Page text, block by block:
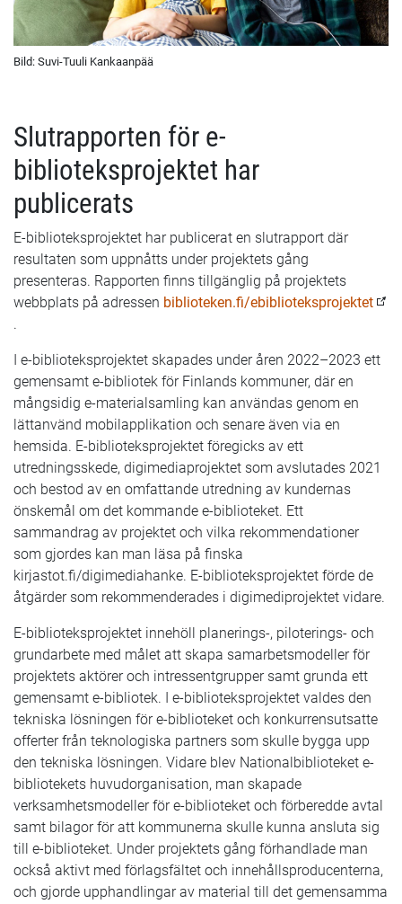
Bild: Suvi-Tuuli Kankaanpää
Slutrapporten för e-
biblioteksprojektet har
publicerats
E-biblioteksprojektet har publicerat en slutrapport där
resultaten som uppnåtts under projektets gång
presenteras. Rapporten finns tillgänglig på projektets
webbplats på adressen biblioteken.fi/ebiblioteksprojektet
.
I e-biblioteksprojektet skapades under åren 2022–2023 ett
gemensamt e-bibliotek för Finlands kommuner, där en
mångsidig e-materialsamling kan användas genom en
lättanvänd mobilapplikation och senare även via en
hemsida. E-biblioteksprojektet föregicks av ett
utredningsskede, digimediaprojektet som avslutades 2021
och bestod av en omfattande utredning av kundernas
önskemål om det kommande e-biblioteket. Ett
sammandrag av projektet och vilka rekommendationer
som gjordes kan man läsa på finska
kirjastot.fi/digimediahanke. E-biblioteksprojektet förde de
åtgärder som rekommenderades i digimediprojektet vidare.
E-biblioteksprojektet innehöll planerings-, piloterings- och
grundarbete med målet att skapa samarbetsmodeller för
projektets aktörer och intressentgrupper samt grunda ett
gemensamt e-bibliotek. I e-biblioteksprojektet valdes den
tekniska lösningen för e-biblioteket och konkurrensutsatte
offerter från teknologiska partners som skulle bygga upp
den tekniska lösningen. Vidare blev Nationalbiblioteket e-
bibliotekets huvudorganisation, man skapade
verksamhetsmodeller för e-biblioteket och förberedde avtal
samt bilagor för att kommunerna skulle kunna ansluta sig
till e-biblioteket. Under projektets gång förhandlade man
också aktivt med förlagsfältet och innehållsproducenterna,
och gjorde upphandlingar av material till det gemensamma